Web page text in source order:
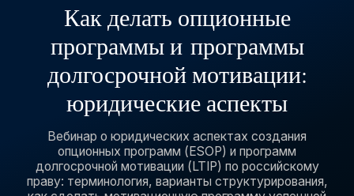
Как делать опционные
программы и программы
долгосрочной мотивации:
юридические аспекты
Вебинар о юридических аспектах создания
опционных программ (ESOP) и программ
долгосрочной мотивации (LTIP) по российскому
праву: терминология, варианты структурирования,